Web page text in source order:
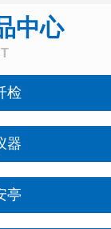
中心
检
器
亭